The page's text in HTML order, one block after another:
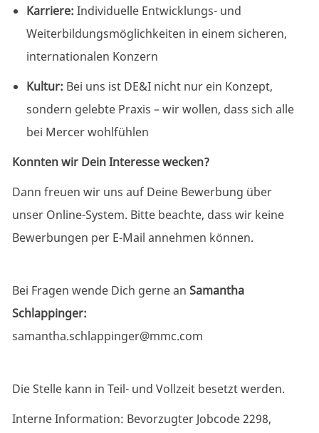
Karriere: Individuelle Entwicklungs- und
Weiterbildungsmöglichkeiten in einem sicheren,
internationalen Konzern
Kultur: Bei uns ist DE&I nicht nur ein Konzept,
sondern gelebte Praxis – wir wollen, dass sich alle
bei Mercer wohlfühlen
Konnten wir Dein Interesse wecken?
Dann freuen wir uns auf Deine Bewerbung über
unser Online-System. Bitte beachte, dass wir keine
Bewerbungen per E-Mail annehmen können.
Bei Fragen wende Dich gerne an Samantha
Schlappinger:
samantha.schlappinger@mmc.com
Die Stelle kann in Teil- und Vollzeit besetzt werden.
Interne Information: Bevorzugter Jobcode 2298,